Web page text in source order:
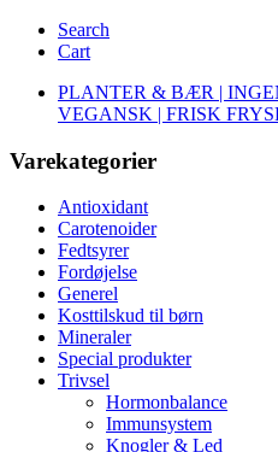
Search
Cart
PLANTER & BÆR |
VEGANSK | FRISK
Varekategorier
Antioxidant
Carotenoider
Fedtsyrer
Fordøjelse
Generel
Kosttilskud til børn
Mineraler
Special produkter
Trivsel
Hormonbalance
Immunsystem
Knogler & Led